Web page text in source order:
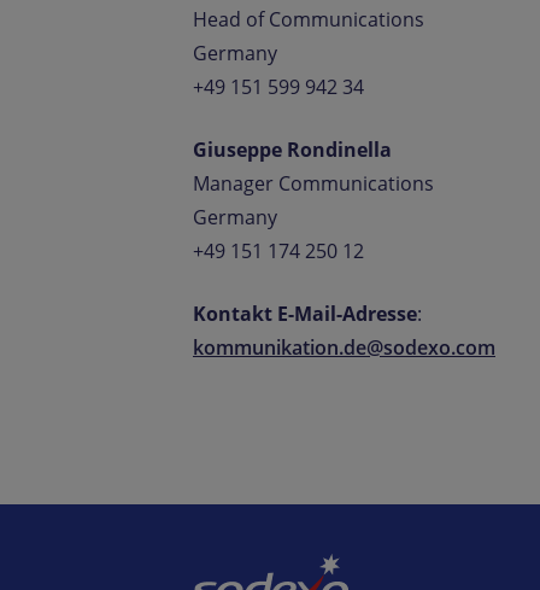
Head of Communications
Germany
+49 151 599 942 34
Giuseppe Rondinella
Manager Communications
Germany
+49 151 174 250 12
Kontakt E-Mail-Adresse:
kommunikation.de@sodexo.com